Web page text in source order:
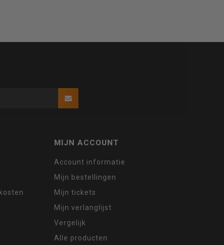
MIJN ACCOUNT
Account informatie
Mijn bestellingen
Mijn tickets
Mijn verlanglijst
Vergelijk
Alle producten